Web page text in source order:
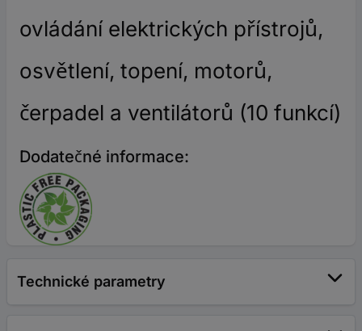
ovládání elektrických přístrojů,
osvětlení, topení, motorů,
čerpadel a ventilátorů (10 funkcí)
Dodatečné informace:
Technické parametry